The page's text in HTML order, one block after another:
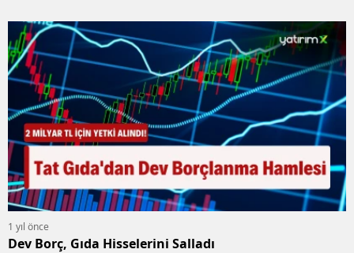
1 yıl önce
Dev Borç, Gıda Hisselerini Salladı